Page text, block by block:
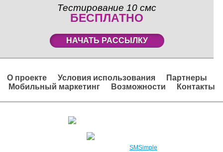
Тестирование 10 смс
БЕСПЛАТНО
НАЧАТЬ РАССЫЛКУ
О проекте Условия использования
Партнеры
Мобильный маркетинг
Возможности Контакты
SMSimple